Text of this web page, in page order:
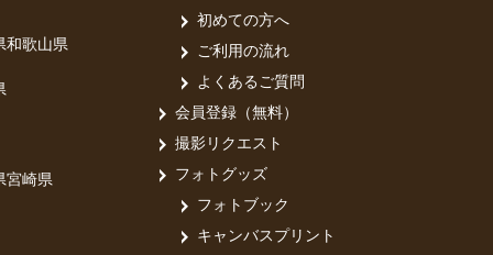
和歌山県
宮崎県
初めての方へ
ご利用の流れ
よくあるご質問
会員登録（無料）
撮影リクエスト
フォトグッズ
フォトブック
キャンバスプリント